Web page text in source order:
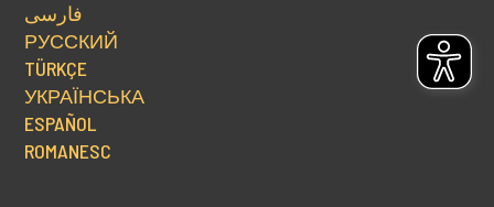
فارسی
РУССКИЙ
TÜRKÇE
УКРАЇНСЬКА
ESPAÑOL
ROMANESC